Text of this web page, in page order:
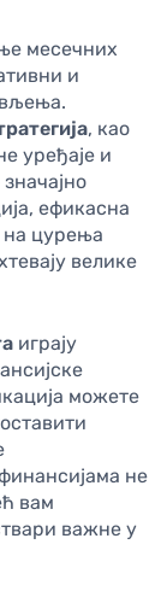
месечних
и
, као
уређаје и
ефикасна
на цурења
велике
играју
можете
не
вам
важне у